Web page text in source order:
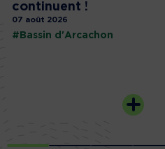
continuent !
07 août 2026
#Bassin d'Arcachon